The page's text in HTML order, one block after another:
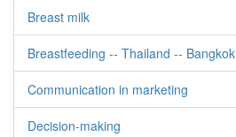
Breast milk
Breastfeeding -- Thailand -- Bangkok
Communication in marketing
Decision-making